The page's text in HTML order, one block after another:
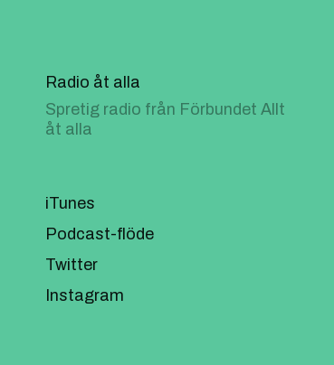
Radio åt alla
Spretig radio från Förbundet Allt
åt alla
iTunes
Podcast-flöde
Twitter
Instagram